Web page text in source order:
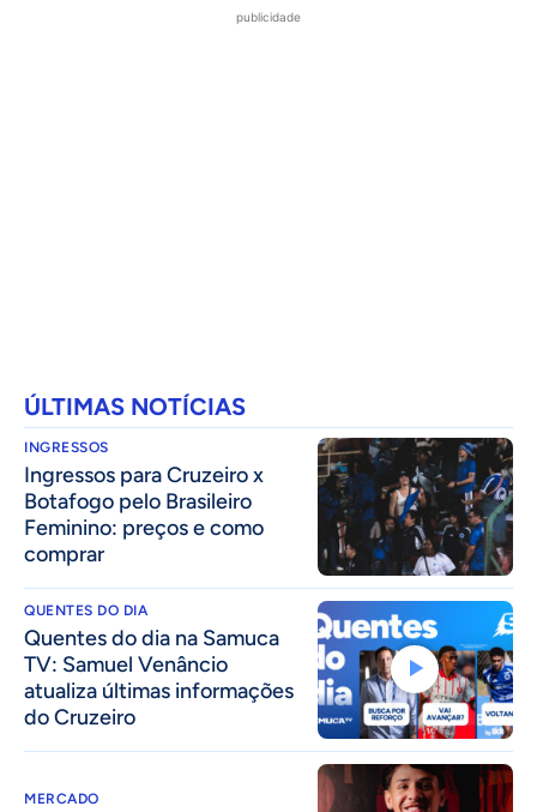
publicidade
ÚLTIMAS NOTÍCIAS
INGRESSOS
Ingressos para Cruzeiro x
Botafogo pelo Brasileiro
Feminino: preços e como
comprar
QUENTES DO DIA
Quentes do dia na Samuca
TV: Samuel Venâncio
atualiza últimas informações
do Cruzeiro
MERCADO